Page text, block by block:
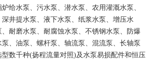
给水泵、污水泵、潜水泵、农用灌溉水泵、
井提水泵、液下水泵、纸浆水泵、增压水
耐磨水泵、耐腐蚀水泵、不锈钢水泵、防爆
、油泵、螺杆泵、轴流泵、混流泵、长轴泵
数千种(扬程流量对照)及水泵易损配件和恒压